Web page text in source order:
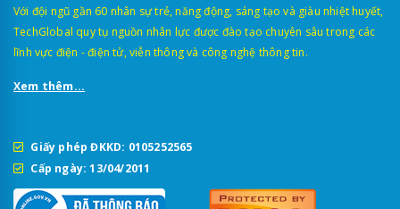
Với đội ngũ gần 60 nhân sự trẻ, năng động, sáng tạo và giàu nhiệt huyết,
TechGlobal quy tụ nguồn nhân lực được đào tạo chuyên sâu trong các
lĩnh vực điện - điện tử, viễn thông và công nghệ thông tin.
Xem thêm...
Giấy phép ĐKKD: 0105252565
Cấp ngày: 13/04/2011